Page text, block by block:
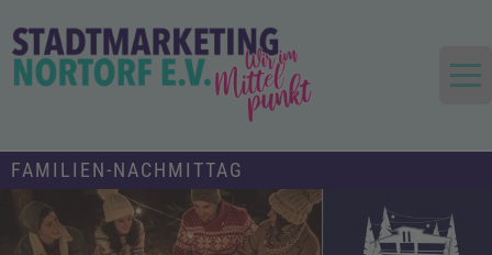
content
Stadtmarketing und Tourismus
Nortorf und Umland e.V.
FAMILIEN-NACHMITTAG